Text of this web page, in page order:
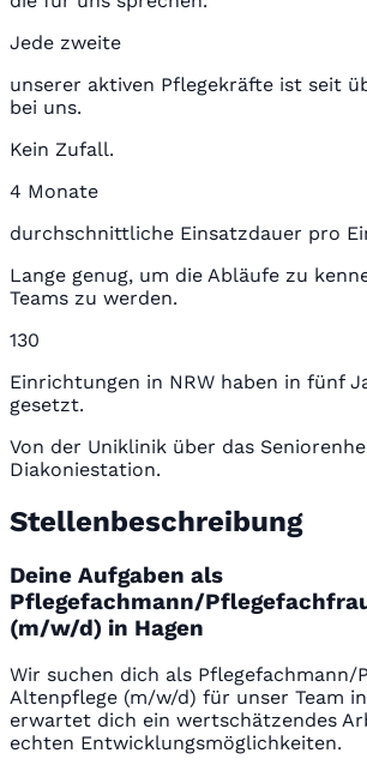
Jede zweite
unserer aktiven Pflegekräfte ist seit
bei uns.
Kein Zufall.
4 Monate
durchschnittliche Einsatzdauer pro
Lange genug, um die Abläufe zu
Teams zu werden.
130
Einrichtungen in NRW haben in fünf
gesetzt.
Von der Uniklinik über das
Diakoniestation.
Stellenbeschreibung
Deine Aufgaben als
Pflegefachmann/
(m/w/d) in Hagen
Wir suchen dich als Pflegefachmann/
Altenpflege (m/w/d) für unser Team
erwartet dich ein wertschätzendes
echten Entwicklungsmöglichkeiten.